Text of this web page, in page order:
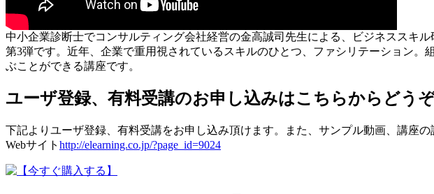
中小企業診断士でコンサルティング会社経営の金高誠司先生による、ビジネススキ
第3弾です。近年、企業で重用視されているスキルのひとつ、ファシリテーション
ぶことができる講座です。
ユーザ登録、有料受講のお申し込みはこちらからどうぞ
下記よりユーザ登録、有料受講をお申し込み頂けます。また、サンプル動画、講座の
Webサイト http://elearning.co.jp/?page_id=9024